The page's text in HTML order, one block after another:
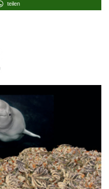
teilen